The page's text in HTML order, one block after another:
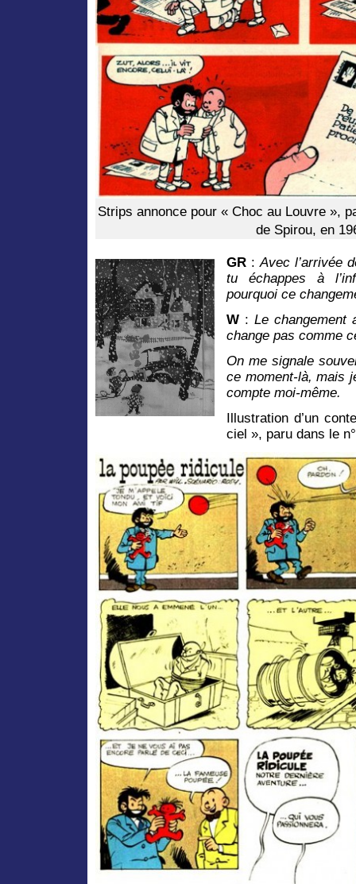
Strips annonce pour « Choc au Louvre »,
de Spirou, en
GR : Avec l’arrivée
tu échappes à
pourquoi ce
W : Le changement
change pas comme
On me signale
ce moment-là, mais
compte moi-même.
Illustration d’un
ciel », paru dans le